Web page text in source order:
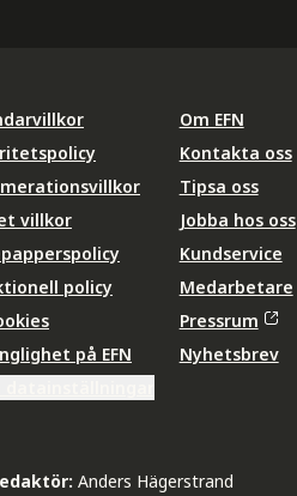
villkor
policy
på EFN
Om EFN
Kontakta oss
Tipsa oss
Jobba hos oss
Kundservice
Medarbetare
Pressrum
Nyhetsbrev
Anders Hägerstrand